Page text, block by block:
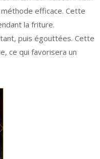
efficace. Cette
la friture.
puis égouttées. Cette
ce qui favorisera un